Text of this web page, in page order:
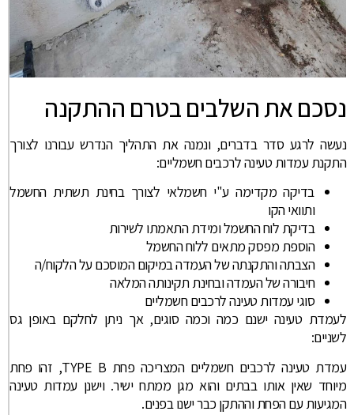
נסכם את השלבים בטרם ההתקנה
נעשה לרגע סדר בדברים, ונמנה את התהליך הנדרש עבורנו לצורך
התקנת עמדות טעינה לרכבים חשמליים:
בדיקה מקדימה ע"י חשמלאי לצורך בחינת תשתית החשמל
ותוואי הקו
בדיקת לוח החשמל ומידת התאמתו לשירות
הוספת מפסק מתאים ללוח החשמל
הצבתה והתקנתה של העמדה במיקום המוסכם על הלקוח/ה
חיבורה של העמדה ובחינת תקינותה המלאה
סוגי עמדות טעינה לרכבים חשמליים
לעמדת טעינה ישנם כמה וכמה סוגים, אך ניתן לחלקם באופן גס
לשניים:
עמדת טעינה לרכבים חשמליים המצריכה פחת TYPE B, זהו פחת
מיוחד שאין אותו בבתים והוא מגן ממתח ישיר. וישנן עמדות טעינה
המגיעות עם הפחת וההתקן כבר ישנו בפנים.